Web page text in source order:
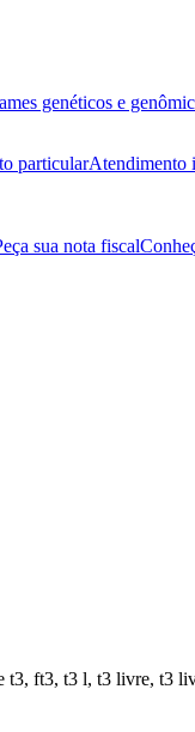
genéticos e
particularAtendimento
sua nota fiscal
t3, ft3, t3 l, t3 livre, t3